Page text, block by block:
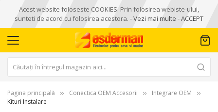
Acest website foloseste COOKIES. Prin folosirea webiste-ului,
sunteti de acord cu folosirea acestora. -Vezi mai multe -ACCEPT
Pagina principală Conectica OEM Accesorii
Integrare OEM
Kituri Instalare